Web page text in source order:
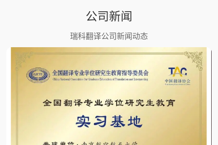
公司新闻
瑞科翻译公司新闻动态